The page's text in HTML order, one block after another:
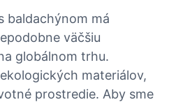
baldachýnom má
väčšiu
globálnom trhu.
materiálov,
prostredie. Aby sme